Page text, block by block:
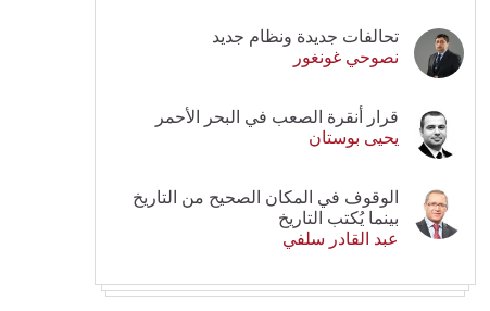
تحالفات جديدة ونظام جديد
نصوحي غونغور
قرار أنقرة الصعب في البحر الأحمر
يحيى بوستان
الوقوف في المكان الصحيح من التاريخ
بينما يُكتب التاريخ
عبد القادر سلفي